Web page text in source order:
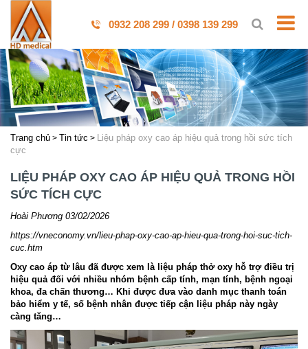
0932 208 299 / 0398 139 299
Trang chủ Tin tức
Liệu pháp oxy cao áp hiệu quả trong hồi sức tích
cực
LIỆU PHÁP OXY CAO ÁP HIỆU QUẢ TRONG HỒI
SỨC TÍCH CỰC
Hoài Phương 03/02/2026
https://vneconomy.vn/lieu-phap-oxy-cao-ap-hieu-qua-trong-hoi-suc-tich-
cuc.htm
Oxy cao áp từ lâu đã được xem là liệu pháp thở oxy hỗ trợ điều trị
hiệu quả đối với nhiều nhóm bệnh cấp tính, mạn tính, bệnh ngoại
khoa, đa chấn thương… Khi được đưa vào danh mục thanh toán
bảo hiểm y tế, số bệnh nhân được tiếp cận liệu pháp này ngày
càng tăng…